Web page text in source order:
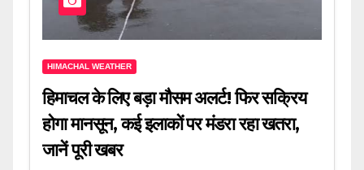
HIMACHAL WEATHER
हिमाचल के लिए बड़ा मौसम अलर्ट! फिर सक्रिय
होगा मानसून, कई इलाकों पर मंडरा रहा खतरा,
जानें पूरी खबर